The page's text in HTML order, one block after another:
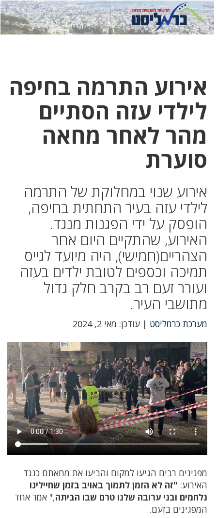
לחץ
כאן
לחץ
כדי
אירוע התרמה בחיפה
לילדי עזה הסתיים
מהר לאחר מחאה
סוערת
אירוע שנוי במחלוקת של התרמה
לילדי עזה בעיר התחתית בחיפה,
הופסק על ידי הפגנות מנגד.
האירוע, שהתקיים היום אחר
הצהריים(חמישי), היה מיועד לגייס
תמיכה וכספים לטובת ילדים בעזה
ועורר זעם רב בקרב חלק גדול
מתושבי העיר.
מערכת כרמליסט| עודכן: מאי 2, 2024
מפגינים רבים הגיעו למקום והביעו את מחאתם כנגד
האירוע:"זה לא הזמן לתמוך באויב בזמן שחיילינו
נלחמים ובני ערובה שלנו טרם שבו הביתה," אמר אחד
המפגינים בזעם.